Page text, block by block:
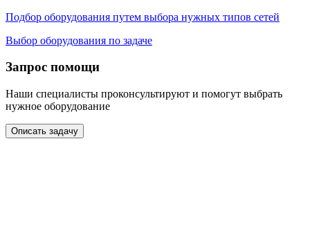
Подбор оборудования путем выбора нужных типов сетей
Выбор оборудования по задаче
Запрос помощи
Наши специалисты проконсультируют и помогут выбрать
нужное оборудование
Описать задачу